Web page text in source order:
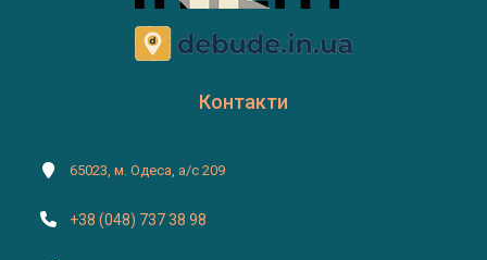
Контакти
65023, м. Одеса, а/с 209
+38 (048) 737 38 98